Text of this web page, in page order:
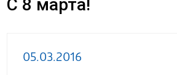
C 8 марта!
05.03.2016